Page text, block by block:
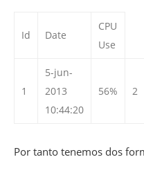
Id Date
CPU
Use
1
5-jun-
2013
10:44:20
56% 2
Por tanto tenemos dos